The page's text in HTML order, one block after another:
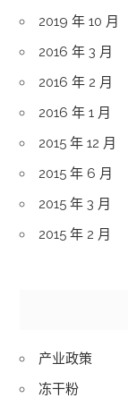
2019 年 10 月
2016 年 3 月
2016 年 2 月
2016 年 1 月
2015 年 12 月
2015 年 6 月
2015 年 3 月
2015 年 2 月
产业政策
冻干粉